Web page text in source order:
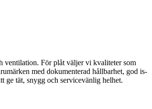
ventilation. För plåt väljer vi kvaliteter som
med dokumenterad hållbarhet, god is-
ge tät, snygg och servicevänlig helhet.